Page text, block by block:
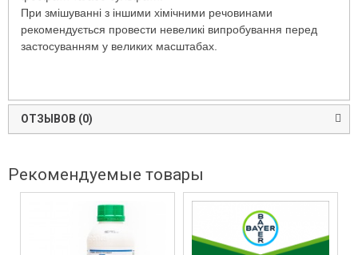
При змішуванні з іншими хімічними речовинами
рекомендується провести невеликі випробування перед
застосуванням у великих масштабах.
ОТЗЫВОВ (0)
Рекомендуемые товары